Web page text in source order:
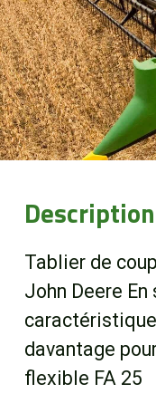
Description
Tablier de
John Deere
davantage
flexible FA 25
Agriculture
Boutique
Portail client
À propos
Promotions
Carrières
Actualités